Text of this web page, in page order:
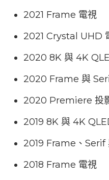
2021 Frame 電視
2021 Crystal UHD
2020 8K 與 4K
2020 Frame 與
2020 Premiere 投
2019 8K 與 4K
2019 Frame、Serif
2018 Frame 電視